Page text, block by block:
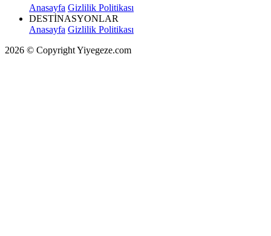
Anasayfa Gizlilik Politikası
DESTİNASYONLAR
Anasayfa Gizlilik Politikası
2026 © Copyright Yiyegeze.com